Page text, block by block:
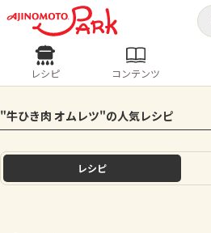
ログインするとレシピを
ログイン
ホーム
レシピ
人気の食材・レシピ
きゅうり なす トマト
レシピ コンテンツ
"牛ひき肉 オムレツ"の人気レシピ
レシピ